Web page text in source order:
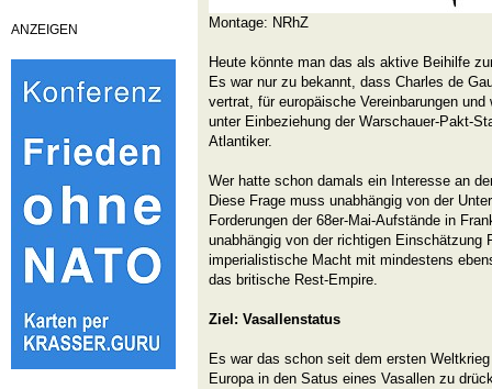
ANZEIGEN Montage: NRhZ
Heute könnte man das als aktive Beihilfe
Es war nur zu bekannt, dass Charles de
vertrat, für europäische Vereinbarungen
unter Einbeziehung der Warschauer-Pakt-
Atlantiker.
Wer hatte schon damals ein Interesse an
Diese Frage muss unabhängig von der
Forderungen der 68er-Mai-Aufstände in
unabhängig von der richtigen Einschätzung
imperialistische Macht mit mindestens
das britische Rest-Empire.
Ziel: Vasallenstatus
Es war das schon seit dem ersten
Europa in den Satus eines Vasallen zu